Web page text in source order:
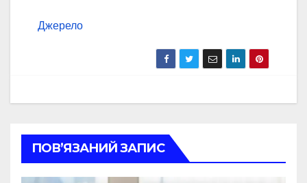
Джерело
ПОВ’ЯЗАНИЙ ЗАПИС